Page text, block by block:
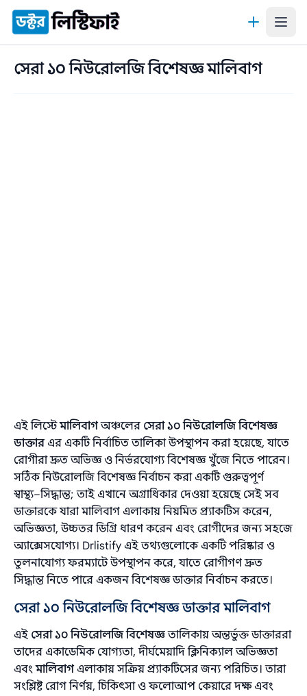
কন্টেন্টে যান
সেরা ১০ নিউরোলজি বিশেষজ্ঞ মালিবাগ
এই লিস্টেমালিবাগঅঞ্চলের সেরা ১০ নিউরোলজি বিশেষজ্ঞ
ডাক্তার এর একটি নির্বাচিত তালিকা উপস্থাপন করা হয়েছে, যাতে
রোগীরা দ্রুত অভিজ্ঞ ও নির্ভরযোগ্য বিশেষজ্ঞ খুঁজে নিতে পারেন।
সঠিক নিউরোলজি বিশেষজ্ঞ নির্বাচন করা একটি গুরুত্বপূর্ণ
স্বাস্থ্য–সিদ্ধান্ত; তাই এখানে অগ্রাধিকার দেওয়া হয়েছে সেই সব
ডাক্তারকে যারা মালিবাগ এলাকায় নিয়মিত প্র্যাকটিস করেন,
অভিজ্ঞতা, উচ্চতর ডিগ্রি ধারণ করেন এবং রোগীদের জন্য সহজে
অ্যাক্সেসযোগ্য। Drlistify এই তথ্যগুলোকে একটি পরিষ্কার ও
তুলনাযোগ্য ফরম্যাটে উপস্থাপন করে, যাতে রোগীগণ দ্রুত
সিদ্ধান্ত নিতে পারে একজন বিশেষজ্ঞ ডাক্তার নির্বাচন করতে।
সেরা ১০ নিউরোলজি বিশেষজ্ঞ ডাক্তার মালিবাগ
এই সেরা ১০ নিউরোলজি বিশেষজ্ঞতালিকায় অন্তর্ভুক্ত ডাক্তাররা
তাদের একাডেমিক যোগ্যতা, দীর্ঘমেয়াদি ক্লিনিক্যাল অভিজ্ঞতা
এবংমালিবাগএলাকায় সক্রিয় প্র্যাকটিসের জন্য পরিচিত। তারা
সংশ্লিষ্ট রোগ নির্ণয়, চিকিৎসা ও ফলোআপ কেয়ারে দক্ষ এবং